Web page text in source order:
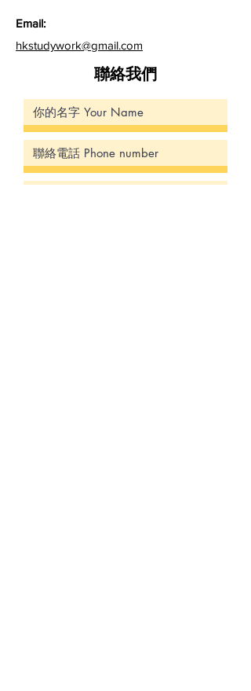
Email:
hkstudywork@gmail.com
​聯絡我們